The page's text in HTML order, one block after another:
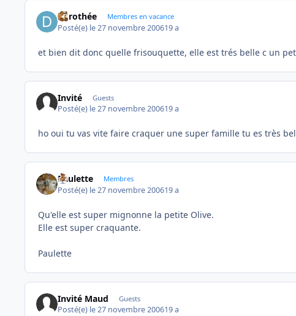
dorothée Membres en vacance
Posté(e) le 27 novembre 200619 a
et bien dit donc quelle frisouquette, elle est trés belle c un
Invité Guests
Posté(e) le 27 novembre 200619 a
ho oui tu vas vite faire craquer une super famille tu es très
Paulette Membres
Posté(e) le 27 novembre 200619 a
Qu'elle est super mignonne la petite Olive.
Elle est super craquante.
Paulette
Invité Maud Guests
Posté(e) le 27 novembre 200619 a